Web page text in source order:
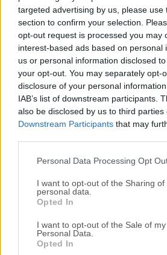
targeted advertising by us, please use
section to confirm your selection.
opt-out request is processed you may
interest-based ads based on personal
us or personal information disclosed
your opt-out. You may separately opt-
disclosure of your personal
IAB’s list of downstream participants.
also be disclosed by us to third parties
Downstream Participants that may
Personal Data Processing Opt
I want to opt-out of the Sharing of
personal data.
Opted In
I want to opt-out of the Sale of my
Personal Data.
Opted In
reseña, simplemente haz clic aquí.
Todas las versiones antiguas
sitio web son completamente
disponibles para su descarga sin
Nos encantaría saber de ti
Si tienes alguna pregunta o idea
con nosotros, dirígete a nuestra
háznoslo saber. ¡Valoramos tu